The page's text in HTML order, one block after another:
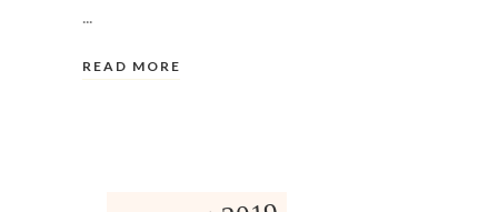
READ MORE